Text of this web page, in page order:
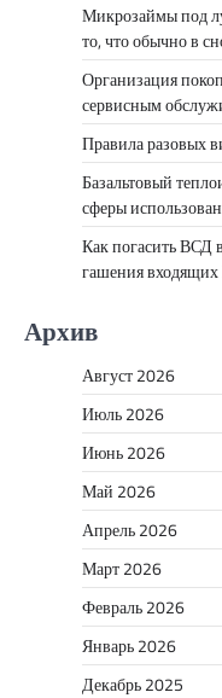
Микрозаймы под
то, что обычно в
Организация
сервисным
Правила разовых
Базальтовый
сферы
Как погасить ВСД
гашения
Архив
Август 2026
Июль 2026
Июнь 2026
Май 2026
Апрель 2026
Март 2026
Февраль 2026
Январь 2026
Декабрь 2025